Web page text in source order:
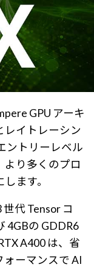
GPU アーキ
レイトレーシン
ントリーレベル
より多くのプロ
ます。
代 Tensor コ
4GBの GDDR6
A400 は、省
ーマンスで AI